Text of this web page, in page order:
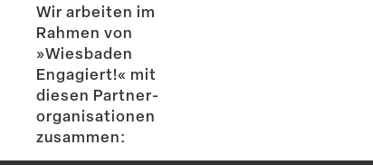
Wir arbeiten im
Rahmen von
»Wiesbaden
Engagiert!« mit
diesen Partner­
or­ga­ni­sa­tionen
zusammen: